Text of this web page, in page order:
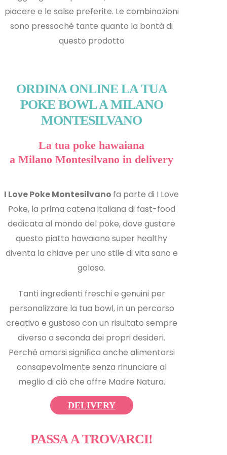
piacere e le salse preferite. Le combinazioni
sono pressoché tante quanto la bontà di
questo prodotto
ORDINA ONLINE LA TUA
POKE BOWL A MILANO
MONTESILVANO
La tua poke hawaiana
a Milano Montesilvano in delivery
I Love Poke Montesilvano fa parte di I Love
Poke, la prima catena italiana di fast-food
dedicata al mondo del poke, dove gustare
questo piatto hawaiano super healthy
diventa la chiave per uno stile di vita sano e
goloso.
Tanti ingredienti freschi e genuini per
personalizzare la tua bowl, in un percorso
creativo e gustoso con un risultato sempre
diverso a seconda dei propri desideri.
Perché amarsi significa anche alimentarsi
consapevolmente senza rinunciare al
meglio di ciò che offre Madre Natura.
DELIVERY
PASSA A TROVARCI!